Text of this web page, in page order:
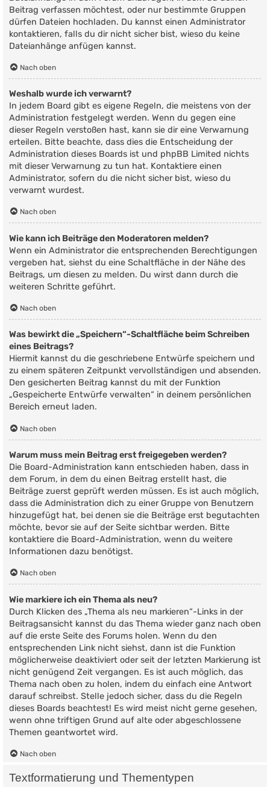
Beitrag verfassen möchtest, oder nur bestimmte Gruppen
dürfen Dateien hochladen. Du kannst einen Administrator
kontaktieren, falls du dir nicht sicher bist, wieso du keine
Dateianhänge anfügen kannst.
Nach oben
Weshalb wurde ich verwarnt?
In jedem Board gibt es eigene Regeln, die meistens von der
Administration festgelegt werden. Wenn du gegen eine
dieser Regeln verstoßen hast, kann sie dir eine Verwarnung
erteilen. Bitte beachte, dass dies die Entscheidung der
Administration dieses Boards ist und phpBB Limited nichts
mit dieser Verwarnung zu tun hat. Kontaktiere einen
Administrator, sofern du die nicht sicher bist, wieso du
verwarnt wurdest.
Nach oben
Wie kann ich Beiträge den Moderatoren melden?
Wenn ein Administrator die entsprechenden Berechtigungen
vergeben hat, siehst du eine Schaltfläche in der Nähe des
Beitrags, um diesen zu melden. Du wirst dann durch die
weiteren Schritte geführt.
Nach oben
Was bewirkt die „Speichern“-Schaltfläche beim Schreiben
eines Beitrags?
Hiermit kannst du die geschriebene Entwürfe speichern und
zu einem späteren Zeitpunkt vervollständigen und absenden.
Den gesicherten Beitrag kannst du mit der Funktion
„Gespeicherte Entwürfe verwalten“ in deinem persönlichen
Bereich erneut laden.
Nach oben
Warum muss mein Beitrag erst freigegeben werden?
Die Board-Administration kann entschieden haben, dass in
dem Forum, in dem du einen Beitrag erstellt hast, die
Beiträge zuerst geprüft werden müssen. Es ist auch möglich,
dass die Administration dich zu einer Gruppe von Benutzern
hinzugefügt hat, bei denen sie die Beiträge erst begutachten
möchte, bevor sie auf der Seite sichtbar werden. Bitte
kontaktiere die Board-Administration, wenn du weitere
Informationen dazu benötigst.
Nach oben
Wie markiere ich ein Thema als neu?
Durch Klicken des „Thema als neu markieren“-Links in der
Beitragsansicht kannst du das Thema wieder ganz nach oben
auf die erste Seite des Forums holen. Wenn du den
entsprechenden Link nicht siehst, dann ist die Funktion
möglicherweise deaktiviert oder seit der letzten Markierung ist
nicht genügend Zeit vergangen. Es ist auch möglich, das
Thema nach oben zu holen, indem du einfach eine Antwort
darauf schreibst. Stelle jedoch sicher, dass du die Regeln
dieses Boards beachtest! Es wird meist nicht gerne gesehen,
wenn ohne triftigen Grund auf alte oder abgeschlossene
Themen geantwortet wird.
Nach oben
Textformatierung und Thementypen